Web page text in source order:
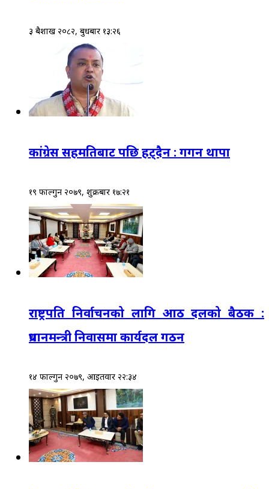
३ बैशाख २०८२, बुधबार १३:२६
कांग्रेस सहमतिबाट पछि हट्दैन : गगन थापा
१९ फाल्गुन २०७९, शुक्रबार १७:२१
राष्ट्रपति निर्वाचनको लागि आठ दलको बैठक :
प्रधानमन्त्री निवासमा कार्यदल गठन
१४ फाल्गुन २०७९, आईतवार २२:३४